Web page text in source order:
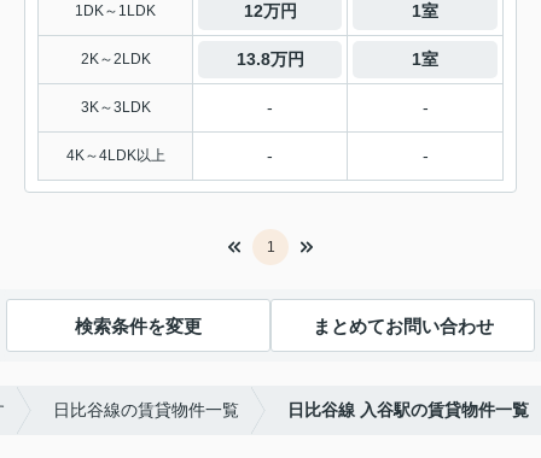
1DK～1LDK 12万円 1室
2K～2LDK 13.8万円 1室
3K～3LDK - -
4K～4LDK以上 - -
1
検索条件を変更 まとめてお問い合わせ
日比谷線の賃貸物件一覧 日比谷線 入谷駅の賃貸物件一覧